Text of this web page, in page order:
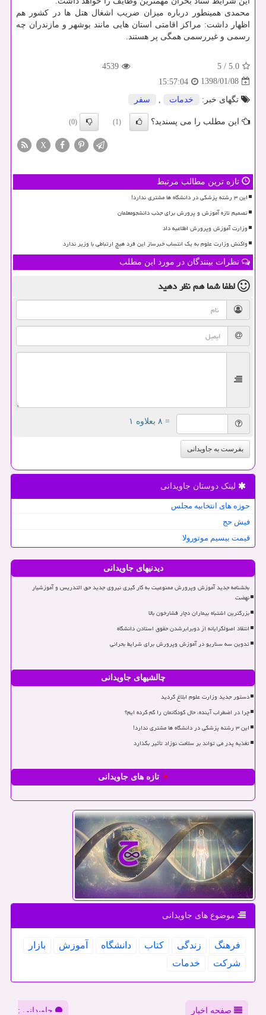
محمدی همینطور درباره میزان ضریب اشغال هتل ها در كشور هم
اظهار داشت: مراكز اقامتی استان هایی مانند بوشهر و مازندران چه
رسمی و غیررسمی همگی پر هستند.
5.0
/
5
4539
1398/01/08
15:57:04
تگهای خبر:
خدمات , سفر
این مطلب را می پسندید؟ (1)
(0)
X
تازه ترین مطالب مرتبط
این ۳ رشته پزشکی در دانشگاه ها مشتری ندارد!
تصمیم تازه آموزش و پرورش برای جذب دانشجومعلمان
وزارت آموزش وپرورش اطلاعیه داد
واکنش وزارت علوم به یک انتساب خبرساز این فرد هیچ ارتباطی با وزیر ندارد
نظرات بینندگان در مورد این مطلب
لطفا شما همنظر دهید
= ۸ بعلاوه ۱
بفرست به جاویدانی
لینک دوستان جاویدانی
حوزه های انتخابیه مجلس
فیش حج
قیمت بیسیم موتورولا
دیدنیهای جاویدانی
بخشنامه جدید آموزش وپرورش ممنوعیت به کار گیری نیروی جدید حق التدریس و آموزشیار
نهضت
بزرگترین اشتباه بیماران دچار فشارخون بالا
انتقاد اصولگرایانه از دوبرابرشدن حقوق استادن دانشگاه
تدوین سه سناریو در آموزش وپرورش برای شرایط بحرانی
چالشیهای جاویدانی
دستور جدید وزارت علوم ابلاغ گردید
چرا در اضطراب آینده، حال کودکانمان را گم کرده ایم؟
این ۳ رشته پزشکی در دانشگاه ها مشتری ندارد!
تغذیه پدر می تواند بر سلامت نوزاد تأثیر بگذارد
تازه های جاویدانی
موضوع های جاویدانی
فرهنگ زندگی كتاب دانشگاه آموزش
بازار
شركت
خدمات
صفحه اخبار جاویدانی :